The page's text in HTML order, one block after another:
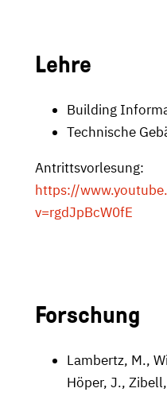
Lehre
Building
Technische
Antrittsvorlesung:
https://
v=rgdJpBcW0fE
Forschung
Lambertz, M.,
Höper, J.,